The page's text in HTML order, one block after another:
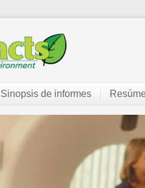
Sinopsis de informes